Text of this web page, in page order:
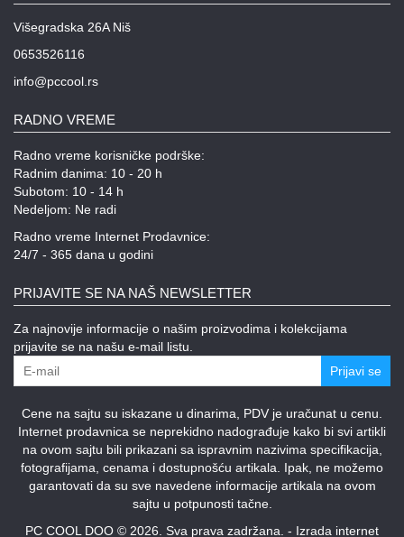
Višegradska 26A Niš
0653526116
info@pccool.rs
RADNO VREME
Radno vreme korisničke podrške:
Radnim danima: 10 - 20 h
Subotom: 10 - 14 h
Nedeljom: Ne radi
Radno vreme Internet Prodavnice:
24/7 - 365 dana u godini
PRIJAVITE SE NA NAŠ NEWSLETTER
Za najnovije informacije o našim proizvodima i kolekcijama
prijavite se na našu e-mail listu.
Prijavi se
Cene na sajtu su iskazane u dinarima, PDV je uračunat u cenu.
Internet prodavnica se neprekidno nadograđuje kako bi svi artikli
na ovom sajtu bili prikazani sa ispravnim nazivima specifikacija,
fotografijama, cenama i dostupnošću artikala. Ipak, ne možemo
garantovati da su sve navedene informacije artikala na ovom
sajtu u potpunosti tačne.
PC COOL DOO © 2026. Sva prava zadržana. - Izrada internet